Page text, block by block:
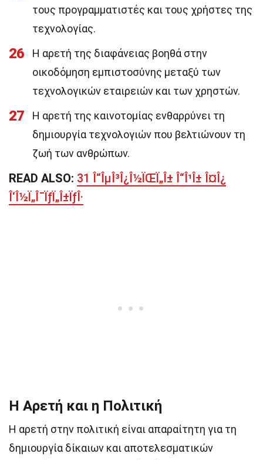
τους προγραμματιστές και τους χρήστες της
τεχνολογίας.
26
Η αρετή της διαφάνειας βοηθά στην
οικοδόμηση εμπιστοσύνης μεταξύ των
τεχνολογικών εταιρειών και των χρηστών.
27
Η αρετή της καινοτομίας ενθαρρύνει τη
δημιουργία τεχνολογιών που βελτιώνουν τη
ζωή των ανθρώπων.
READ ALSO: 31 Î“ÎµÎ³Î¿Î½ÏŒÏ„Î± Î“Î¹Î± Î¤Î¿
Î‘Î½Ï„Î¯ÏƒÏ„Î±ÏƒÎ·
Η Αρετή και η Πολιτική
Η αρετή στην πολιτική είναι απαραίτητη για τη
δημιουργία δίκαιων και αποτελεσματικών